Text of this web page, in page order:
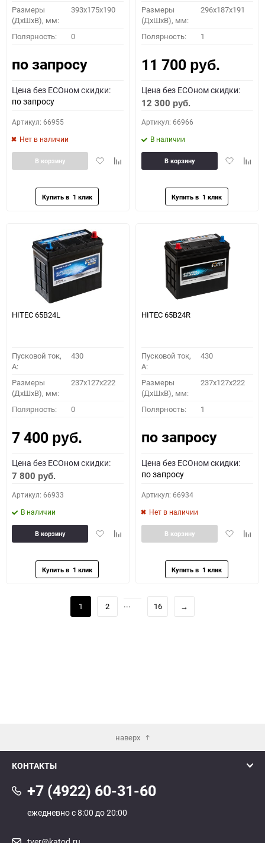
Размеры
(ДхШхВ), мм:
393x175x190
Полярность: 0
по запросу
Цена без ECOном скидки:
по запросу
Артикул: 66955
Нет в наличии
ДобавитьДобавить
В корзину
Размеры
(ДхШхВ), мм:
296х187х191
Полярность: 1
11 700 руб.
Цена без ECOном скидки:
12 300 руб.
Артикул: 66966
В наличии
Добавить
В корзину
HITEC 65B24L
Пусковой ток,
A:
430
Размеры
(ДхШхВ), мм:
237x127x222
Полярность: 0
7 400 руб.
Цена без ECOном скидки:
7 800 руб.
Артикул: 66933
В наличии
ДобавитьДобавить
В корзину
HITEC 65B24R
Пусковой ток,
A:
430
Размеры
(ДхШхВ), мм:
237x127x222
Полярность: 1
по запросу
Цена без ECOном скидки:
по запросу
Артикул: 66934
Нет в наличии
Добавить
В корзину
1 2 ... 16 →
наверх
КОНТАКТЫ
+7 (4922) 60-31-60
ежедневно с 8:00 до 20:00